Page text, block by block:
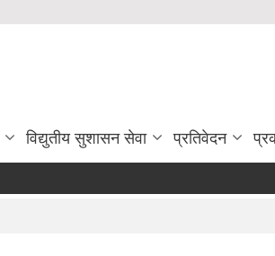
विद्युतीय सुशासन सेवा प्रतिवेदन